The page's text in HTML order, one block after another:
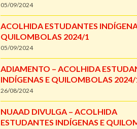
05/09/2024
ACOLHIDA ESTUDANTES
QUILOMBOLAS 2024/1
05/09/2024
ADIAMENTO – ACOLHIDA
INDÍGENAS E QUILOMBOLAS 2024/
26/08/2024
NUAAD DIVULGA – ACOLHIDA
ESTUDANTES INDÍGENAS E